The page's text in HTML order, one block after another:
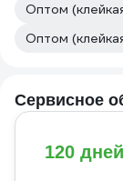
Оптом
Оптом
Сервисное
120